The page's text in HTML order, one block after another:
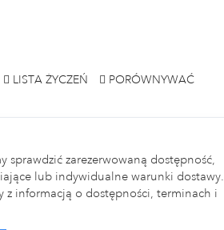
LISTA ŻYCZEŃ PORÓWNYWAĆ
sprawdzić zarezerwowaną dostępność,
lub indywidualne warunki dostawy.
informacją o dostępności, terminach i